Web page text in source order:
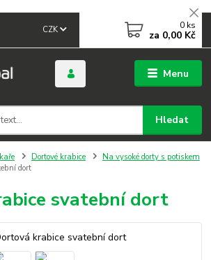
Menu
CZK
Hledat
0 ks
za 0,00 Kč
Dortové krabice
Na vysoké dorty s potiskem
dort
svatební dort